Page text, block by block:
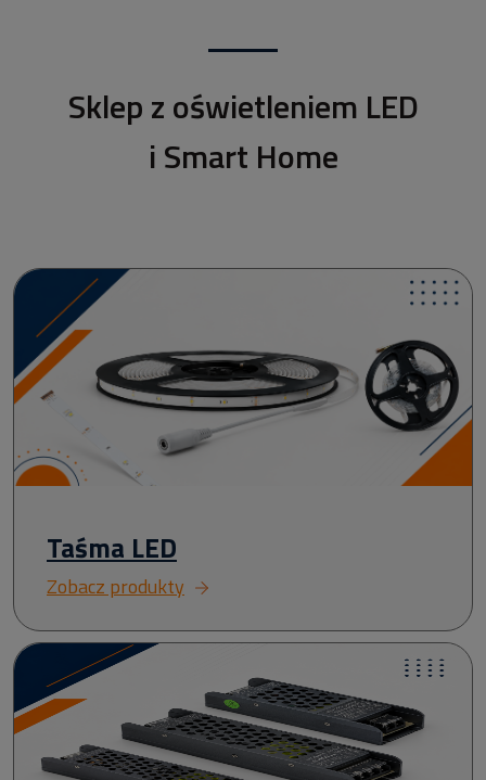
Sklep z oświetleniem LED
i Smart Home
Taśma LED
Zobacz produkty